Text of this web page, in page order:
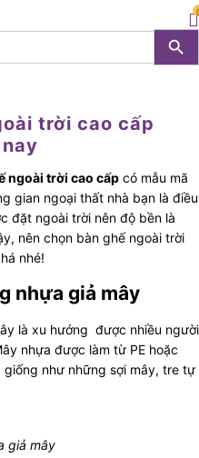
Search
0
trời cao cấp
ngoài trời cao cấp có mẫu mã
gian ngoại thất nhà bạn là điều
đặt ngoài trời nên độ bền là
nên chọn bàn ghế ngoài trời
nhé!
nhựa giả mây
là xu hướng được nhiều người
nhựa được làm từ PE hoặc
như những sợi mây, tre tự
giả mây